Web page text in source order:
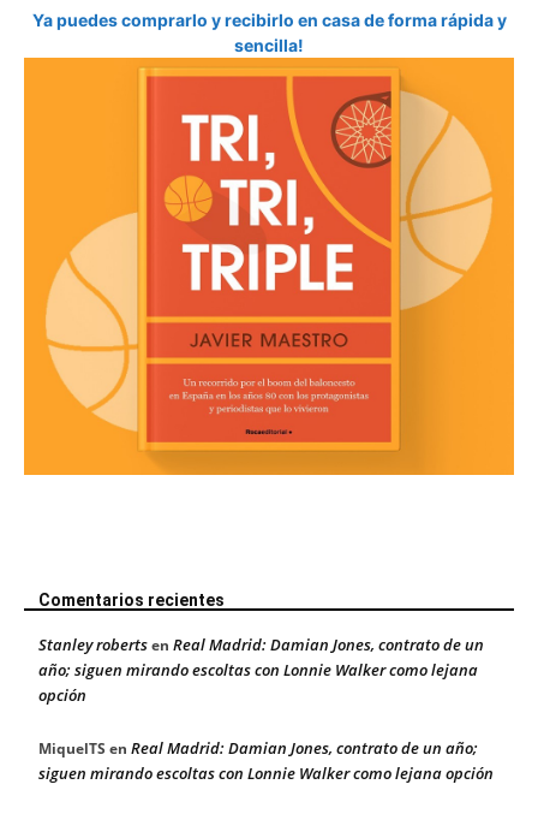
Ya puedes comprarlo y recibirlo en casa de forma rápida y
sencilla!
Comentarios recientes
Stanley robertsen Real Madrid: Damian Jones, contrato de un
año; siguen mirando escoltas con Lonnie Walker como lejana
opción
MiquelTS en Real Madrid: Damian Jones, contrato de un año;
siguen mirando escoltas con Lonnie Walker como lejana opción